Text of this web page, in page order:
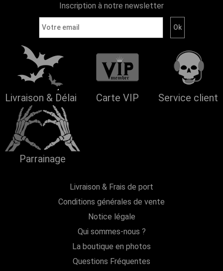
Inscription à notre newsletter
Livraison & Délai Carte VIP Service client
Parrainage
Livraison & Frais de port
Conditions générales de vente
Notice légale
Qui sommes-nous ?
La boutique en photos
Questions Fréquentes